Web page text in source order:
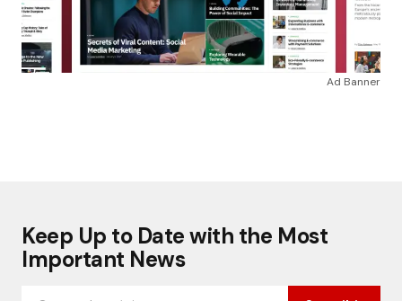
Ad Banner
Keep Up to Date with the Most
Important News